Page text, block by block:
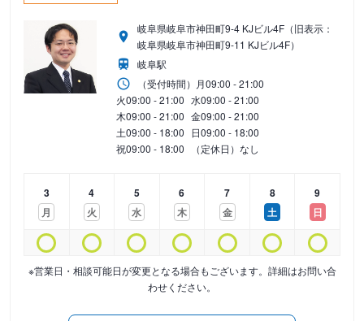
岐阜県岐阜市神田町9-4 KJビル4F（旧表示：
岐阜県岐阜市神田町9-11 KJビル4F）
岐阜駅
（受付時間） 月09:00 - 21:00
火09:00 - 21:00 水09:00 - 21:00
木09:00 - 21:00 金09:00 - 21:00
土09:00 - 18:00 日09:00 - 18:00
祝09:00 - 18:00 （定休日）なし
3
月
4
火
5
水
6
木
7
金
8
土
9
日
※営業日・相談可能日が変更となる場合もございます。詳細はお問い合
わせください。